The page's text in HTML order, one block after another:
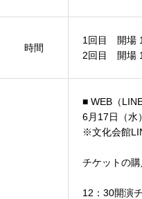
時間
1回目 開場
2回目 開場
■ WEB（
6月17日（水
※文化会館
チケットの
12：30開演